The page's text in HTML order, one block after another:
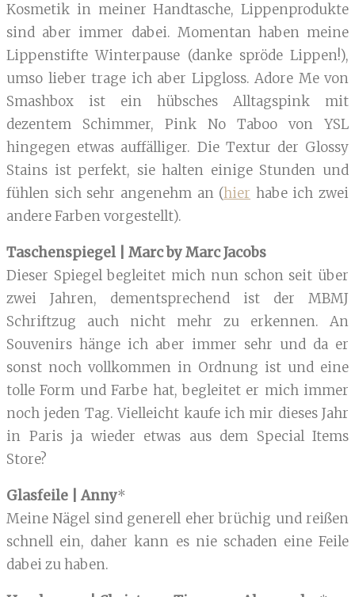
Kosmetik in meiner Handtasche, Lippenprodukte
sind aber immer dabei. Momentan haben meine
Lippenstifte Winterpause (danke spröde Lippen!),
umso lieber trage ich aber Lipgloss. Adore Me von
Smashbox ist ein hübsches Alltagspink mit
dezentem Schimmer, Pink No Taboo von YSL
hingegen etwas auffälliger. Die Textur der Glossy
Stains ist perfekt, sie halten einige Stunden und
fühlen sich sehr angenehm an (hier habe ich zwei
andere Farben vorgestellt).
Taschenspiegel | Marc by Marc Jacobs
Dieser Spiegel begleitet mich nun schon seit über
zwei Jahren, dementsprechend ist der MBMJ
Schriftzug auch nicht mehr zu erkennen. An
Souvenirs hänge ich aber immer sehr und da er
sonst noch vollkommen in Ordnung ist und eine
tolle Form und Farbe hat, begleitet er mich immer
noch jeden Tag. Vielleicht kaufe ich mir dieses Jahr
in Paris ja wieder etwas aus dem Special Items
Store?
Glasfeile | Anny*
Meine Nägel sind generell eher brüchig und reißen
schnell ein, daher kann es nie schaden eine Feile
dabei zu haben.